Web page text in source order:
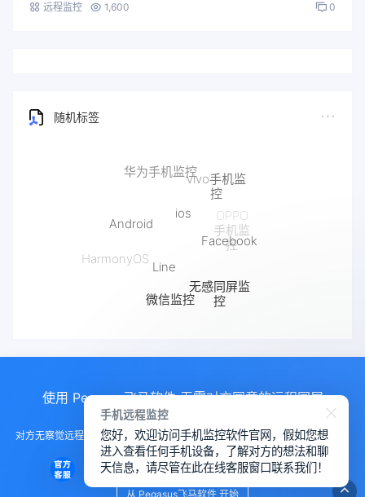
远程监控 1,600 0
随机标签
快手监控
抖音监控
HarmonyOS
Facebook
无感同屏监
控
微信监控
使用 Pegasus飞马软件 无需对方同意的远程同屏
对方无察觉远程控制手机， 远程控制手机的软件，手机监测另一部手机软件，
远程查看对方微信聊天
从 Pegasus飞马软件 开始
手机远程监控
您好，欢迎访问手机监控软件官网，假如您想
进入查看任何手机设备，了解对方的想法和聊
天信息，请尽管在此在线客服窗口联系我们！